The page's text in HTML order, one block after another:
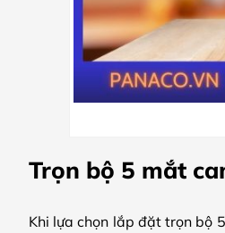
Trọn bộ 5 mắt
Khi lựa chọn lắp đặt trọn bộ